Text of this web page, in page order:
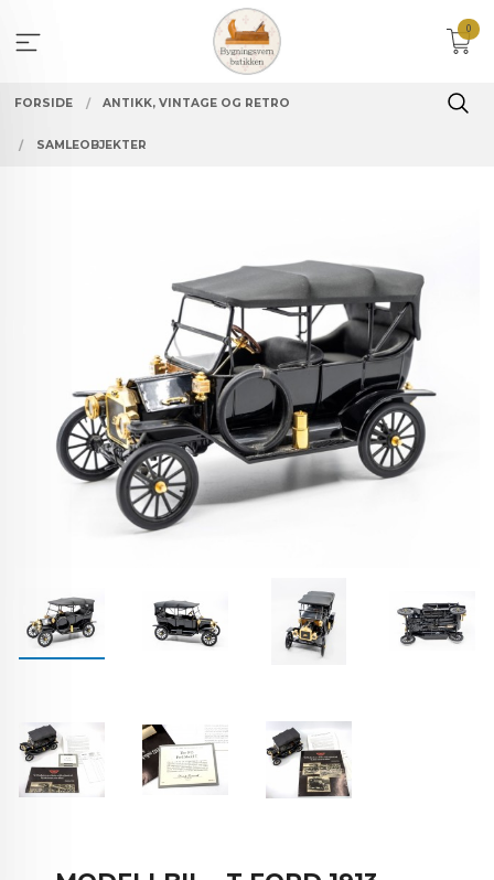
innholdet
0
FORSIDE ANTIKK, VINTAGE OG RETRO
SAMLEOBJEKTER